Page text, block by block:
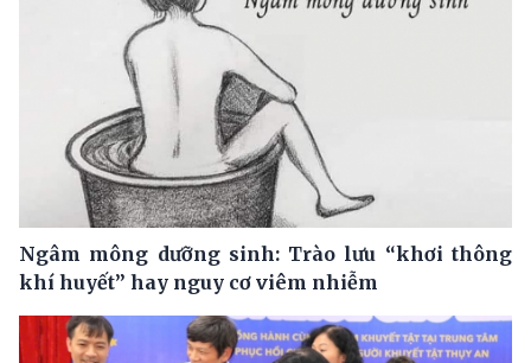
Ngâm mông dưỡng sinh: Trào lưu “khơi thông
khí huyết” hay nguy cơ viêm nhiễm